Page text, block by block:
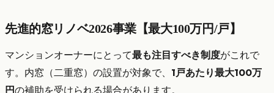
先進的窓リノベ2026事業【最大100万円/戸】
マンションオーナーにとって最も注目すべき制度がこれで
す。内窓（二重窓）の設置が対象で、 1戸あたり最大100万
円の補助を受けられる場合があります。